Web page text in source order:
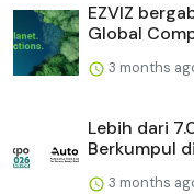
EZVIZ
Global
3 months
Lebih dari
Berkumpul
3 months